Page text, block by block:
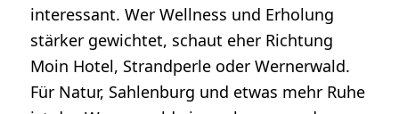
interessant. Wer Wellness und Erholung
stärker gewichtet, schaut eher Richtung
Moin Hotel, Strandperle oder Wernerwald.
Für Natur, Sahlenburg und etwas mehr Ruhe